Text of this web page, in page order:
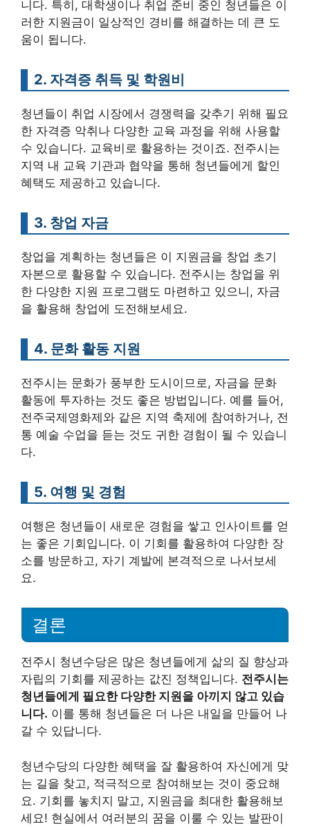
니다. 특히, 대학생이나 취업 준비 중인 청년들은 이
러한 지원금이 일상적인 경비를 해결하는 데 큰 도
움이 됩니다.
2. 자격증 취득 및 학원비
청년들이 취업 시장에서 경쟁력을 갖추기 위해 필요
한 자격증 악취나 다양한 교육 과정을 위해 사용할
수 있습니다. 교육비로 활용하는 것이죠. 전주시는
지역 내 교육 기관과 협약을 통해 청년들에게 할인
혜택도 제공하고 있습니다.
3. 창업 자금
창업을 계획하는 청년들은 이 지원금을 창업 초기
자본으로 활용할 수 있습니다. 전주시는 창업을 위
한 다양한 지원 프로그램도 마련하고 있으니, 자금
을 활용해 창업에 도전해보세요.
4. 문화 활동 지원
전주시는 문화가 풍부한 도시이므로, 자금을 문화
활동에 투자하는 것도 좋은 방법입니다. 예를 들어,
전주국제영화제와 같은 지역 축제에 참여하거나, 전
통 예술 수업을 듣는 것도 귀한 경험이 될 수 있습니
다.
5. 여행 및 경험
여행은 청년들이 새로운 경험을 쌓고 인사이트를 얻
는 좋은 기회입니다. 이 기회를 활용하여 다양한 장
소를 방문하고, 자기 계발에 본격적으로 나서보세
요.
결론
전주시 청년수당은 많은 청년들에게 삶의 질 향상과
자립의 기회를 제공하는 값진 정책입니다. 전주시는
청년들에게 필요한 다양한 지원을 아끼지 않고 있습
니다. 이를 통해 청년들은 더 나은 내일을 만들어 나
갈 수 있답니다.
청년수당의 다양한 혜택을 잘 활용하여 자신에게 맞
는 길을 찾고, 적극적으로 참여해보는 것이 중요해
요. 기회를 놓치지 말고, 지원금을 최대한 활용해보
세요! 현실에서 여러분의 꿈을 이룰 수 있는 발판이